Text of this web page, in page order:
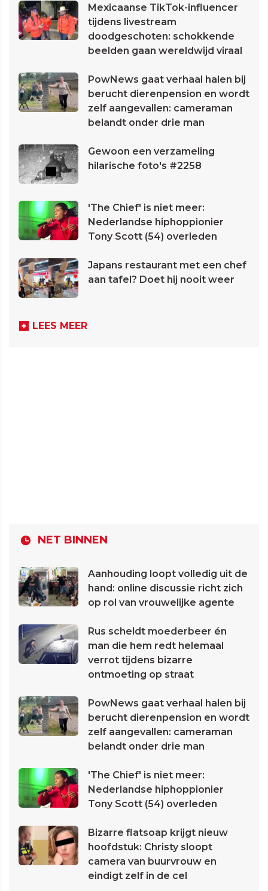
Mexicaanse TikTok-influencer
tijdens livestream
doodgeschoten: schokkende
beelden gaan wereldwijd viraal
PowNews gaat verhaal halen bij
berucht dierenpension en wordt
zelf aangevallen: cameraman
belandt onder drie man
Gewoon een verzameling
hilarische foto's #2258
'The Chief' is niet meer:
Nederlandse hiphoppionier
Tony Scott (54) overleden
Japans restaurant met een chef
aan tafel? Doet hij nooit weer
LEES MEER
NET BINNEN
Aanhouding loopt volledig uit de
hand: online discussie richt zich
op rol van vrouwelijke agente
Rus scheldt moederbeer én
man die hem redt helemaal
verrot tijdens bizarre
ontmoeting op straat
PowNews gaat verhaal halen bij
berucht dierenpension en wordt
zelf aangevallen: cameraman
belandt onder drie man
'The Chief' is niet meer:
Nederlandse hiphoppionier
Tony Scott (54) overleden
Bizarre flatsoap krijgt nieuw
hoofdstuk: Christy sloopt
camera van buurvrouw en
eindigt zelf in de cel